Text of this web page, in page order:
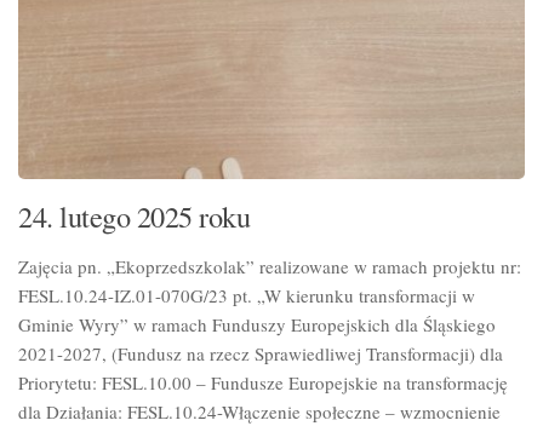
24. lutego 2025 roku
Zajęcia pn. „Ekoprzedszkolak” realizowane w ramach projektu nr:
FESL.10.24-IZ.01-070G/23 pt. „W kierunku transformacji w
Gminie Wyry” w ramach Funduszy Europejskich dla Śląskiego
2021-2027, (Fundusz na rzecz Sprawiedliwej Transformacji) dla
Priorytetu: FESL.10.00 – Fundusze Europejskie na transformację
dla Działania: FESL.10.24-Włączenie społeczne – wzmocnienie